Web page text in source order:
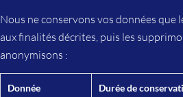
Nous ne conservons vos données que
aux finalités décrites, puis les
anonymisons :
Donnée Durée de